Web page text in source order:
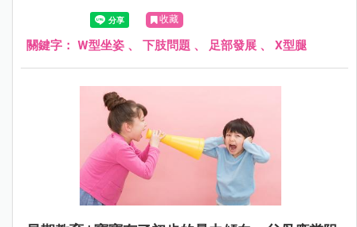
了，這樣的坐姿可能對往後的發展有礙！
收藏
關鍵字： W型坐姿 、 下肢問題 、 足部發展 、 X型腿